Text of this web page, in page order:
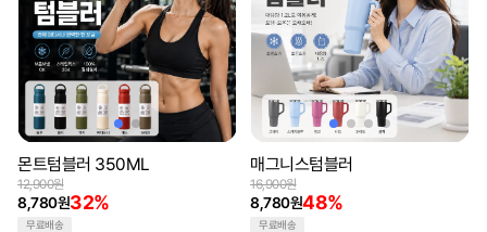
몬트텀블러 350ML
8,780원32%
12,900원
무료배송
매그니스텀블러
8,780원48%
16,900원
무료배송